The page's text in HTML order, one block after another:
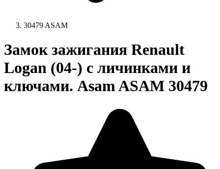
30479 ASAM
Замок зажигания Renault
Logan (04-) с личинками и
ключами. Asam ASAM 30479